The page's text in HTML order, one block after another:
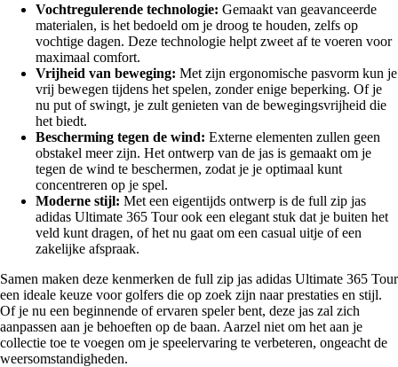
Vochtregulerende technologie: Gemaakt van geavanceerde
materialen, is het bedoeld om je droog te houden, zelfs op
vochtige dagen. Deze technologie helpt zweet af te voeren voor
maximaal comfort.
Vrijheid van beweging: Met zijn ergonomische pasvorm kun je
vrij bewegen tijdens het spelen, zonder enige beperking. Of je
nu put of swingt, je zult genieten van de bewegingsvrijheid die
het biedt.
Bescherming tegen de wind: Externe elementen zullen geen
obstakel meer zijn. Het ontwerp van de jas is gemaakt om je
tegen de wind te beschermen, zodat je je optimaal kunt
concentreren op je spel.
Moderne stijl: Met een eigentijds ontwerp is de full zip jas
adidas Ultimate 365 Tour ook een elegant stuk dat je buiten het
veld kunt dragen, of het nu gaat om een casual uitje of een
zakelijke afspraak.
Samen maken deze kenmerken de full zip jas adidas Ultimate 365 Tour
een ideale keuze voor golfers die op zoek zijn naar prestaties en stijl.
Of je nu een beginnende of ervaren speler bent, deze jas zal zich
aanpassen aan je behoeften op de baan. Aarzel niet om het aan je
collectie toe te voegen om je speelervaring te verbeteren, ongeacht de
weersomstandigheden.